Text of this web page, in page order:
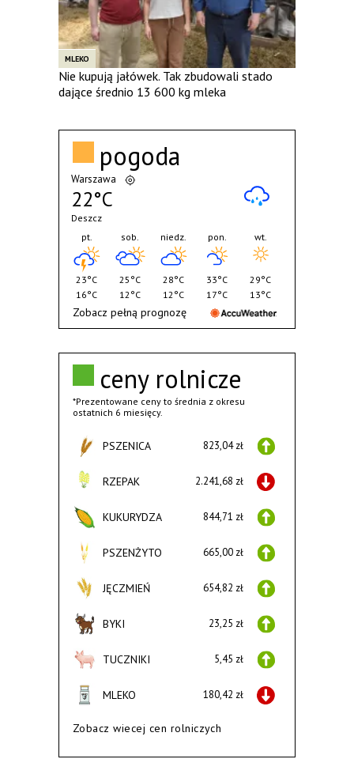
MLEKO
Nie kupują jałówek. Tak zbudowali stado
dające średnio 13 600 kg mleka
ceny rolnicze
*Prezentowane ceny to średnia z okresu
ostatnich 6 miesięcy.
PSZENICA 823,04 zł
RZEPAK 2.241,68 zł
KUKURYDZA 844,71 zł
PSZENŻYTO 665,00 zł
JĘCZMIEŃ 654,82 zł
BYKI 23,25 zł
TUCZNIKI 5,45 zł
MLEKO 180,42 zł
Zobacz wiecej cen rolniczych
pogoda
Warszawa
22°C
Deszcz
pt.
23°C
16°C
sob.
25°C
12°C
niedz.
28°C
12°C
pon.
33°C
17°C
wt.
29°C
13°C
Zobacz pełną prognozę